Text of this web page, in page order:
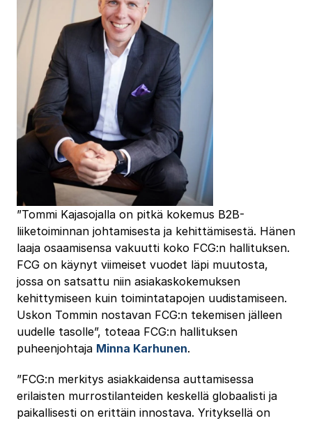
”Tommi Kajasojalla on pitkä kokemus B2B-
liiketoiminnan johtamisesta ja kehittämisestä. Hänen
laaja osaamisensa vakuutti koko FCG:n hallituksen.
FCG on käynyt viimeiset vuodet läpi muutosta,
jossa on satsattu niin asiakaskokemuksen
kehittymiseen kuin toimintatapojen uudistamiseen.
Uskon Tommin nostavan FCG:n tekemisen jälleen
uudelle tasolle”, toteaa FCG:n hallituksen
puheenjohtaja Minna Karhunen.
”FCG:n merkitys asiakkaidensa auttamisessa
erilaisten murrostilanteiden keskellä globaalisti ja
paikallisesti on erittäin innostava. Yrityksellä on